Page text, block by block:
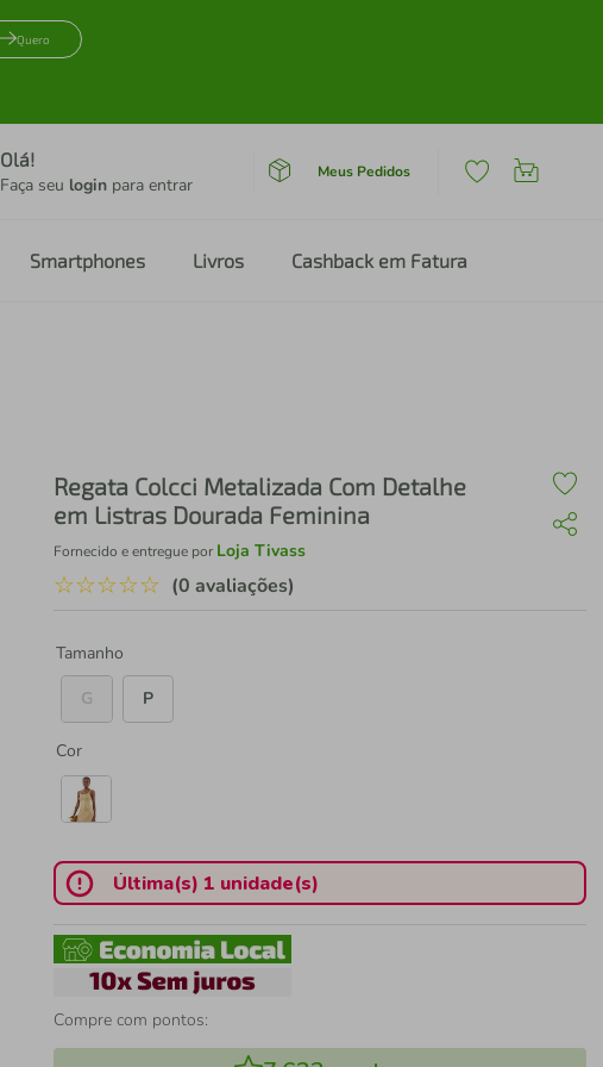
Quero
Olá!
Faça seu login para entrar
Meus Pedidos
Smartphones Livros Cashback em Fatura
Regata Colcci Metalizada Com Detalhe
em Listras Dourada Feminina
Fornecido e entregue por Loja Tivass
☆☆☆☆☆ (0 avaliações)
Tamanho
G
P
Cor
Última(s) 1 unidade(s)
Compre com pontos: